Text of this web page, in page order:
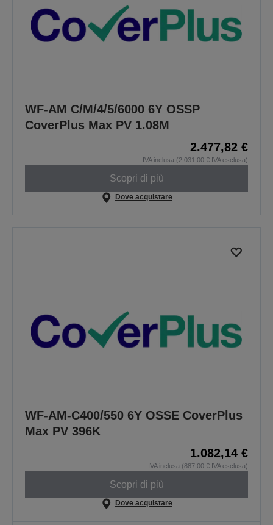
WF-AM C/M/4/5/6000 6Y OSSP
CoverPlus Max PV 1.08M
2.477,82 €
IVA inclusa (2.031,00 € IVA esclusa)
Scopri di più
Dove acquistare
WF-AM-C400/550 6Y OSSE CoverPlus
Max PV 396K
1.082,14 €
IVA inclusa (887,00 € IVA esclusa)
Scopri di più
Dove acquistare